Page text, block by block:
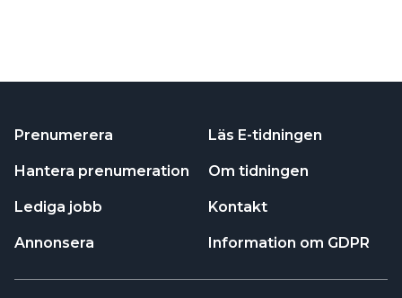
Prenumerera
Hantera prenumeration
Lediga jobb
Annonsera
Läs E-tidningen
Om tidningen
Kontakt
Information om GDPR